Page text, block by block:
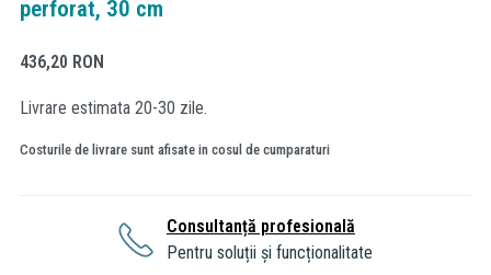
perforat, 30 cm
436,20 RON
Livrare estimata 20-30 zile.
Costurile de livrare sunt afisate in cosul de cumparaturi
Consultanță profesională
Pentru soluții și funcționalitate